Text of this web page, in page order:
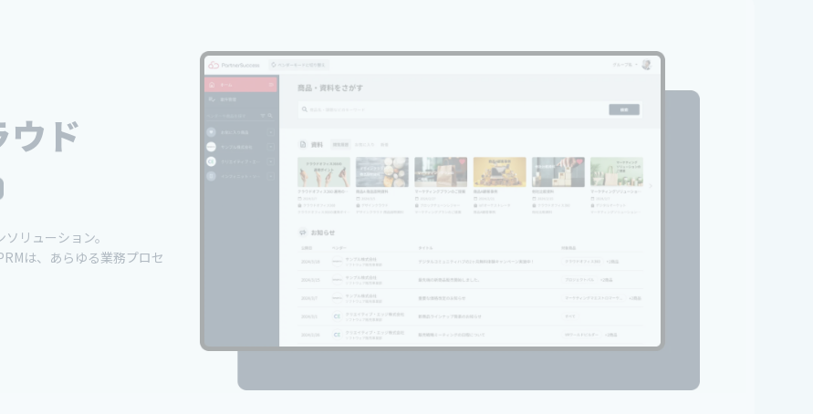
ド
リューション。
は、あらゆる業務プロセ